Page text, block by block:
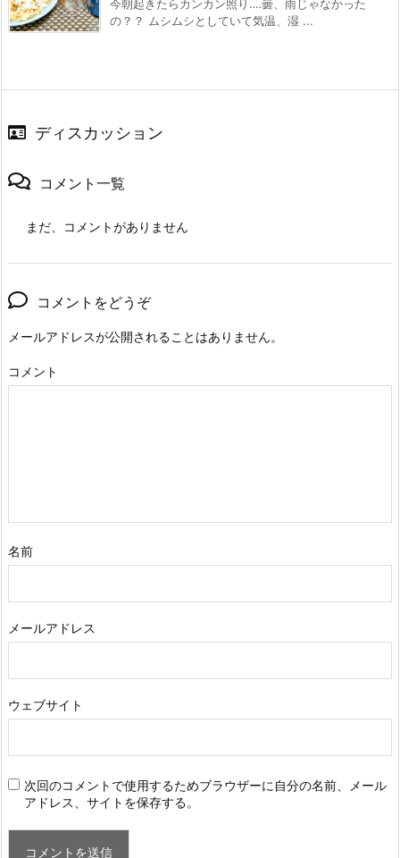
今朝起きたらカンカン照り‥‥曇、雨じゃなかった
の？？ ムシムシとしていて気温、湿 ...
ディスカッション
コメント一覧
まだ、コメントがありません
コメントをどうぞ
メールアドレスが公開されることはありません。
コメント
名前
メールアドレス
ウェブサイト
次回のコメントで使用するためブラウザーに自分の名前、メール
アドレス、サイトを保存する。